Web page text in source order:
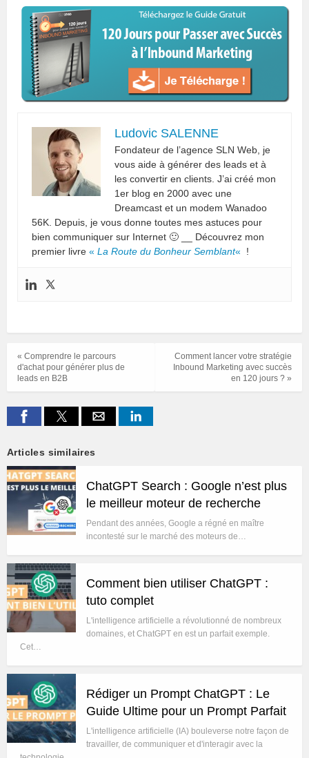
Ludovic SALENNE
Fondateur de l’agence SLN Web, je
vous aide à générer des leads et à
les convertir en clients. J’ai créé mon
1er blog en 2000 avec une
Dreamcast et un modem Wanadoo
56K. Depuis, je vous donne toutes mes astuces pour
bien communiquer sur Internet 🙂 __ Découvrez mon
premier livre « La Route du Bonheur Semblant« !
Comment lancer votre stratégie
Inbound Marketing avec succès
en 120 jours ? »
« Comprendre le parcours
d'achat pour générer plus de
leads en B2B
Articles similaires
ChatGPT Search : Google n’est plus
le meilleur moteur de recherche
Pendant des années, Google a régné en maître
incontesté sur le marché des moteurs de…
Comment bien utiliser ChatGPT :
tuto complet
L'intelligence artificielle a révolutionné de nombreux
domaines, et ChatGPT en est un parfait exemple.
Cet…
Rédiger un Prompt ChatGPT : Le
Guide Ultime pour un Prompt Parfait
L'intelligence artificielle (IA) bouleverse notre façon de
travailler, de communiquer et d'interagir avec la